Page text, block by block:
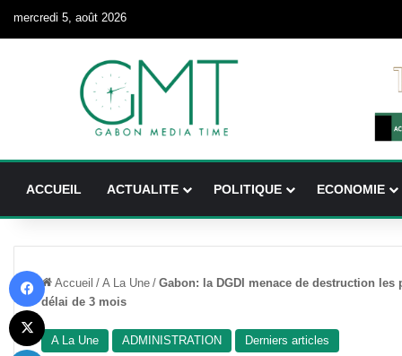
mercredi 5, août 2026
ACCUEIL ACTUALITE POLITIQUE ECONOMIE
Accueil / A La Une / Gabon: la DGDI menace de destruction
délai de 3 mois
A La Une ADMINISTRATION Derniers articles
X
Linkedin